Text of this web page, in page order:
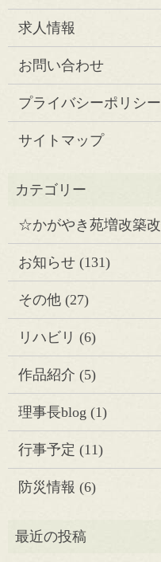
求人情報
お問い合わせ
プライバシーポリシー
サイトマップ
☆かがやき苑増改築
お知らせ(131)
その他(27)
リハビリ (6)
作品紹介 (5)
理事長blog (1)
行事予定 (11)
防災情報 (6)